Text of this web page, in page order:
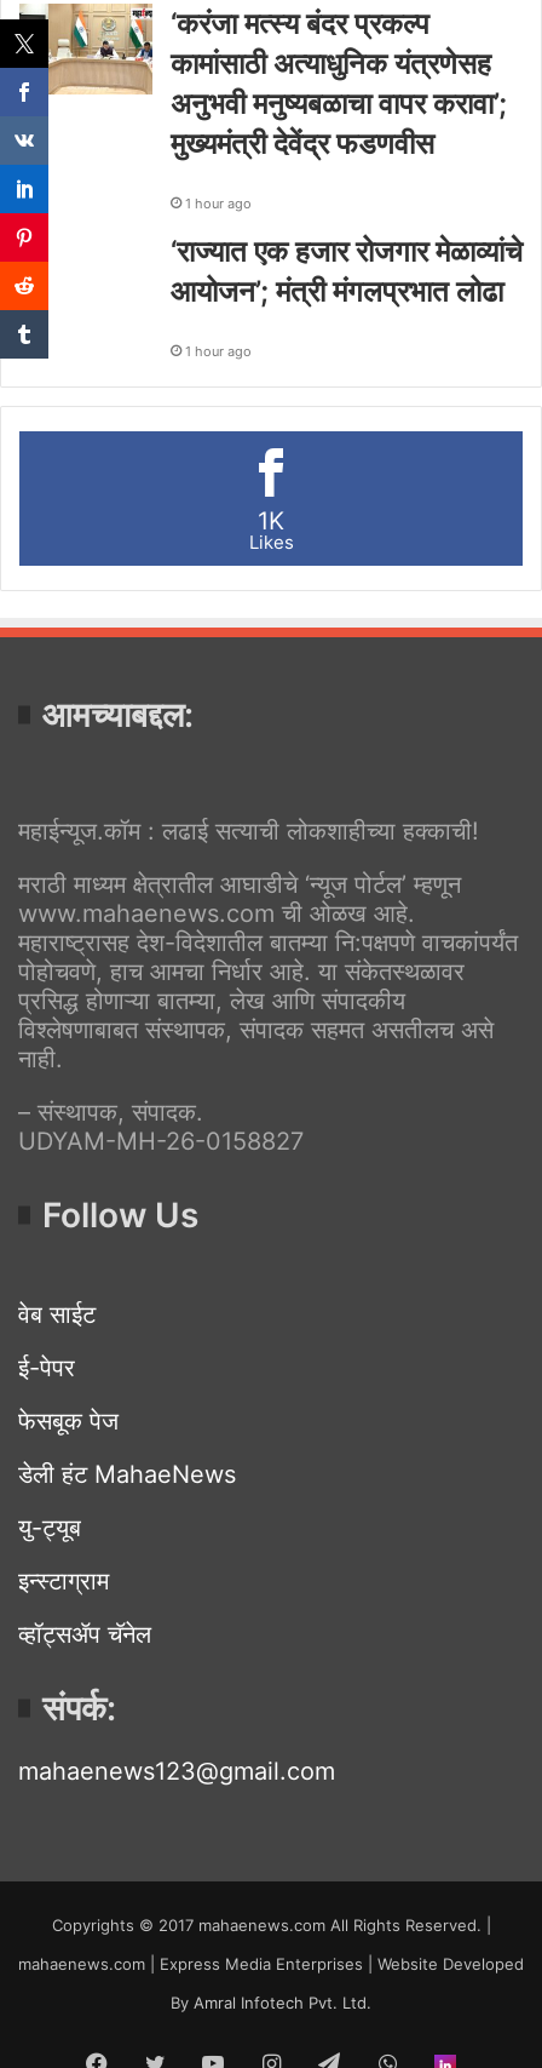
‘करंजा मत्स्य बंदर प्रकल्प
कामांसाठी अत्याधुनिक यंत्रणेसह
अनुभवी मनुष्यबळाचा वापर करावा’;
मुख्यमंत्री देवेंद्र फडणवीस
1 hour ago
‘राज्यात एक हजार रोजगार मेळाव्यांचे
आयोजन’; मंत्री मंगलप्रभात लोढा
1 hour ago
1K
Likes
आमच्याबद्दल:
महाईन्यूज.कॉम : लढाई सत्याची लोकशाहीच्या हक्काची!
मराठी माध्यम क्षेत्रातील आघाडीचे ‘न्यूज पोर्टल’ म्हणून
www.mahaenews.com ची ओळख आहे.
महाराष्ट्रासह देश-विदेशातील बातम्या नि:पक्षपणे वाचकांपर्यंत
पोहोचवणे, हाच आमचा निर्धार आहे. या संकेतस्थळावर
प्रसिद्ध होणाऱ्या बातम्या, लेख आणि संपादकीय
विश्लेषणाबाबत संस्थापक, संपादक सहमत असतीलच असे
नाही.
– संस्थापक, संपादक.
UDYAM-MH-26-0158827
Follow Us
वेब साईट
ई-पेपर
फेसबूक पेज
डेली हंट MahaeNews
यु-ट्यूब
इन्स्टाग्राम
व्हॉट्सॲप चॅनेल
संपर्क:
mahaenews123@gmail.com
Copyrights © 2017 mahaenews.com All Rights Reserved. |
mahaenews.com | Express Media Enterprises | Website Developed
By Amral Infotech Pvt. Ltd.
Facebook
TwitterYouTubeInstagram
TelegramWhatsApp